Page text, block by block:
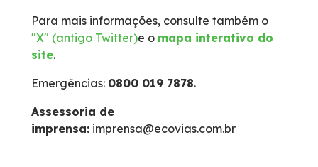
Faixa de Domínio
Carta ao Usuário
Para mais informações, consulte também o
"X" (antigo Twitter)e o mapa interativo do
site.
Emergências: 0800 019 7878.
Assessoria de
imprensa: imprensa@ecovias.com.br